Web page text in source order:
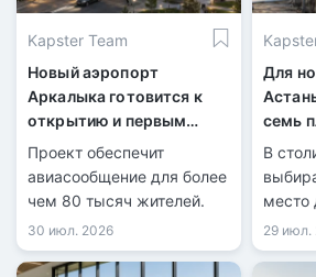
Kapster Team
Новый аэропорт
Аркалыка готовится к
открытию и первым
рейсам
Проект обеспечит
авиасообщение для более
чем 80 тысяч жителей.
30 июл. 2026
Для
семь
В
место
29 июл.